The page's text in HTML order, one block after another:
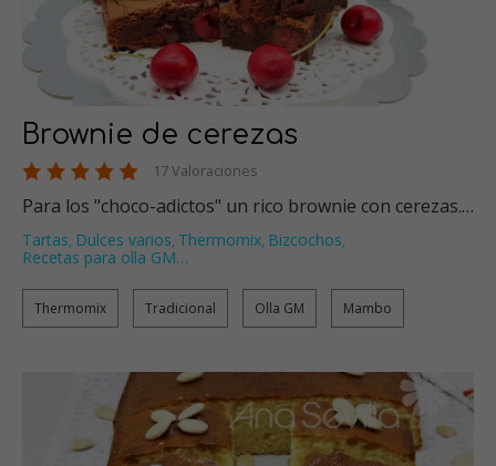
Brownie de cerezas
17 Valoraciones
Para los "choco-adictos" un rico brownie con cerezas.…
Tartas, Dulces varios, Thermomix, Bizcochos,
Recetas para olla GM…
Thermomix Tradicional Olla GM Mambo